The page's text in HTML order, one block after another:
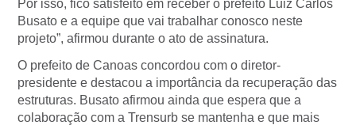
Por isso, fico satisfeito em receber o prefeito Luiz Carlos
Busato e a equipe que vai trabalhar conosco neste
projeto”, afirmou durante o ato de assinatura.
O prefeito de Canoas concordou com o diretor-
presidente e destacou a importância da recuperação das
estruturas. Busato afirmou ainda que espera que a
colaboração com a Trensurb se mantenha e que mais